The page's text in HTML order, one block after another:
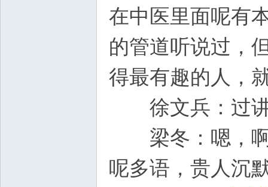
在中医里面呢有
的管道听说过，
得最有趣的人，
徐文兵：过
梁冬：嗯，啊
呢多语，贵人